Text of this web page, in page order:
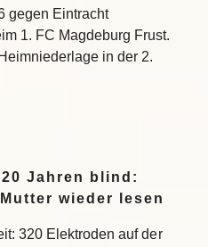
gegen Eintracht
1. FC Magdeburg Frust.
in der 2.
Jahren blind:
wieder lesen
320 Elektroden auf der